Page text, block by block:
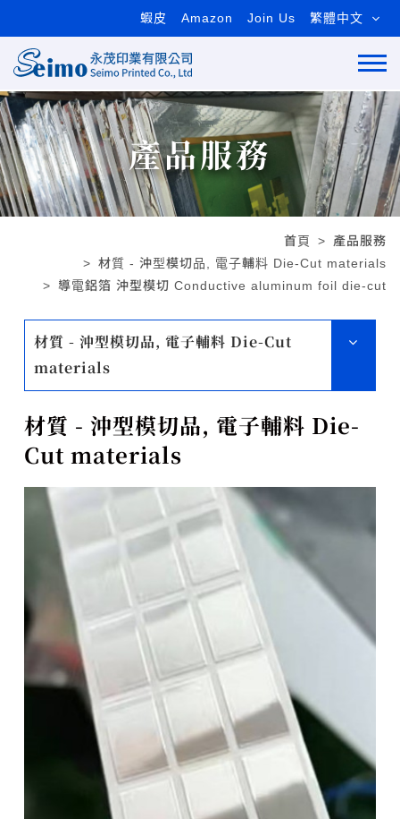
蝦皮 Amazon Join Us 繁體中文
產品服務
首頁
產品服務
材質 - 沖型模切品, 電子輔料 Die-Cut materials
導電鋁箔 沖型模切 Conductive aluminum foil die-cut
材質 - 沖型模切品, 電子輔料 Die-Cut
materials
材質 - 沖型模切品, 電子輔料 Die-
Cut materials